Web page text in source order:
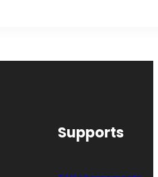
Supports